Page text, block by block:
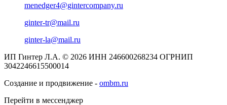
menedger4@gintercompany.ru
ginter-tr@mail.ru
ginter-la@mail.ru
ИП Гинтер Л.А. © 2026 ИНН 246600268234 ОГРНИП
3042246615500014
Создание и продвижение - ombm.ru
Перейти в мессенджер